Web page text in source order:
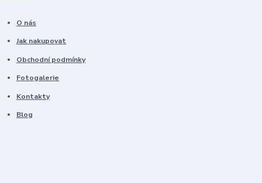
O nás
Jak nakupovat
Obchodní podmínky
Fotogalerie
Kontakty
Blog